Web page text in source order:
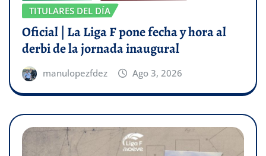
TITULARES DEL DÍA
Oficial | La Liga F pone fecha y hora al
derbi de la jornada inaugural
manulopezfdez Ago 3, 2026